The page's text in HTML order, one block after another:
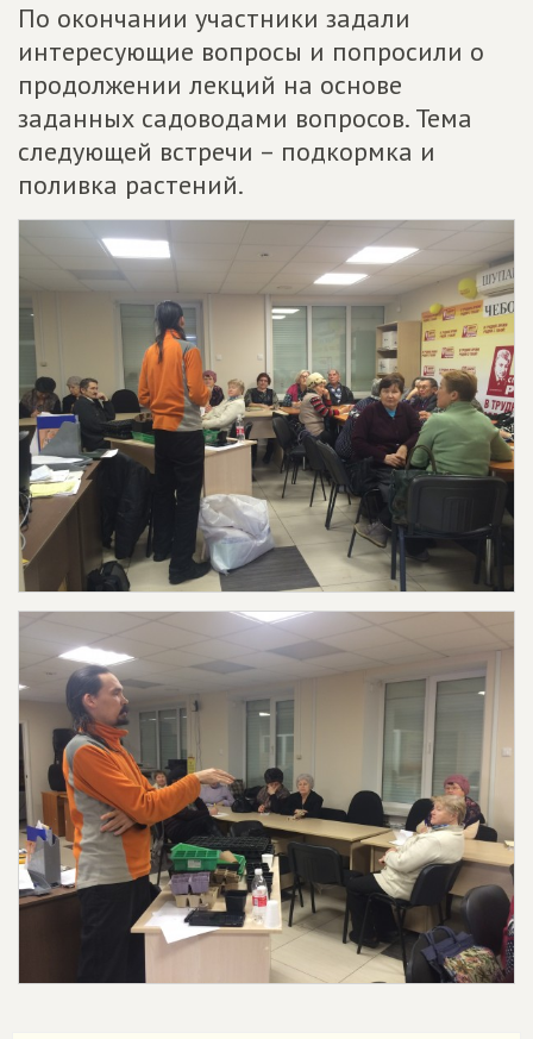
По окончании участники задали
интересующие вопросы и попросили о
продолжении лекций на основе
заданных садоводами вопросов. Тема
следующей встречи – подкормка и
поливка растений.